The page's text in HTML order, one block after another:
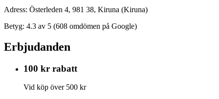
Adress: Österleden 4, 981 38, Kiruna (Kiruna)
Betyg: 4.3 av 5 (608 omdömen på Google)
Erbjudanden
100 kr rabatt
Vid köp över 500 kr